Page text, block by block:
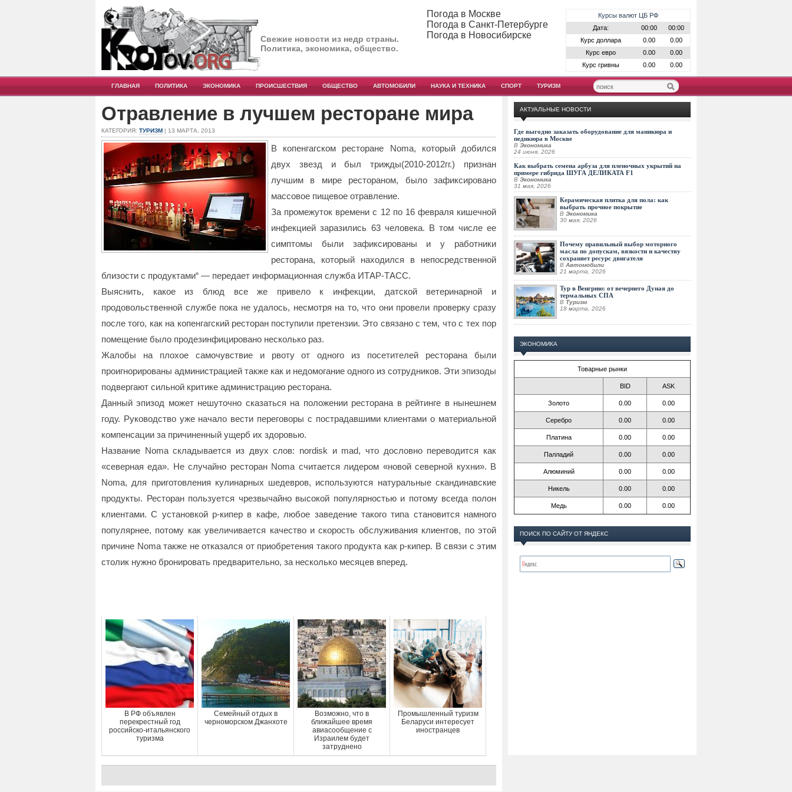
Свежие новости из недр страны.
Политика, экономика, общество.
Курсы валют ЦБ РФ
Дата:
00:00
00:00
Курс доллара
0.00
0.00
Курс евро
0.00
0.00
Курс гривны
0.00 0.00
Погода в Москве
Погода в Санкт-Петербурге
Погода в Новосибирске
ГЛАВНАЯ ПОЛИТИКА ЭКОНОМИКА ПРОИСШЕСТВИЯ ОБЩЕСТВО АВТОМОБИЛИ НАУКА И ТЕХНИКА СПОРТ ТУРИЗМ
Отравление в лучшем ресторане мира
КАТЕГОРИЯ: ТУРИЗМ | 13 МАРТА, 2013
В копенгагском ресторане Noma, который добился
двух звезд и был трижды(2010-2012гг.) признан
лучшим в мире рестораном, было зафиксировано
массовое пищевое отравление.
За промежуток времени с 12 по 16 февраля кишечной
инфекцией заразились 63 человека. В том числе ее
симптомы были зафиксированы и у работники
ресторана, который находился в непосредственной
близости с продуктами“ — передает информационная служба ИТАР-ТАСС.
Выяснить, какое из блюд все же привело к инфекции, датской ветеринарной и
продовольственной службе пока не удалось, несмотря на то, что они провели проверку сразу
после того, как на копенгагский ресторан поступили претензии. Это связано с тем, что с тех пор
помещение было продезинфицировано несколько раз.
Жалобы на плохое самочувствие и рвоту от одного из посетителей ресторана были
проигнорированы администрацией также как и недомогание одного из сотрудников. Эти эпизоды
подвергают сильной критике администрацию ресторана.
Данный эпизод может нешуточно сказаться на положении ресторана в рейтинге в нынешнем
году. Руководство уже начало вести переговоры с пострадавшими клиентами о материальной
компенсации за причиненный ущерб их здоровью.
Название Noma складывается из двух слов: nordisk и mad, что дословно переводится как
«северная еда». Не случайно ресторан Noma считается лидером «новой северной кухни». В
Noma, для приготовления кулинарных шедевров, используются натуральные скандинавские
продукты. Ресторан пользуется чрезвычайно высокой популярностью и потому всегда полон
клиентами. C установкой р-кипер в кафе, любое заведение такого типа становится намного
популярнее, потому как увеличивается качество и скорость обслуживания клиентов, по этой
причине Noma также не отказался от приобретения такого продукта как р-кипер. В связи с этим
столик нужно бронировать предварительно, за несколько месяцев вперед.
В РФ объявлен
перекрестный год
российско-итальянского
туризма
Семейный отдых в
черноморском Джанхоте
Возможно, что в
ближайшее время
авиасообщение с
Израилем будет
затруднено
Промышленный туризм
Беларуси интересует
иностранцев
АКТУАЛЬНЫЕ НОВОСТИ
Где выгодно заказать оборудование для маникюра и
педикюра в Москве
В Экономика
24 июня, 2026
Как выбрать семена арбуза для пленочных укрытий на
примере гибрида ШУГА ДЕЛИКАТА F1
В Экономика
31 мая, 2026
Керамическая плитка для пола: как
выбрать прочное покрытие
В Экономика
30 мая, 2026
Почему правильный выбор моторного
масла по допускам, вязкости и качеству
сохраняет ресурс двигателя
В Автомобили
21 марта, 2026
Тур в Венгрию: от вечернего Дуная до
термальных СПА
В Туризм
18 марта, 2026
ЭКОНОМИКА
Товарные рынки
BID ASK
Золото 0.00 0.00
Серебро 0.00 0.00
Платина 0.00 0.00
Палладий 0.00 0.00
Алюминий 0.00 0.00
Никель 0.00 0.00
Медь 0.00 0.00
ПОИСК ПО САЙТУ ОТ ЯНДЕКС